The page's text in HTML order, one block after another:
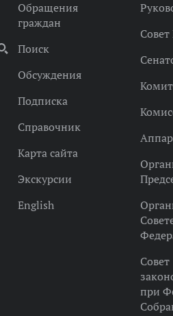
Обращения
граждан
Поиск
Обсуждения
Подписка
Справочник
Карта сайта
Экскурсии
English
Совет
при